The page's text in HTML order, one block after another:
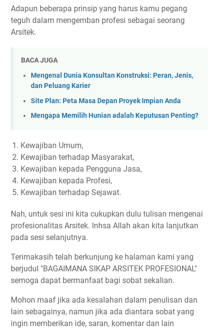
Adapun beberapa prinsip yang harus kamu pegang
teguh dalam mengemban profesi sebagai seorang
Arsitek.
BACA JUGA
Mengenal Dunia Konsultan Konstruksi: Peran, Jenis,
dan Peluang Karier
Site Plan: Peta Masa Depan Proyek Impian Anda
Mengapa Memilih Hunian adalah Keputusan Penting?
Kewajiban Umum,
Kewajiban terhadap Masyarakat,
Kewajiban kepada Pengguna Jasa,
Kewajiban kepada Profesi,
Kewajiban terhadap Sejawat.
Nah, untuk sesi ini kita cukupkan dulu tulisan mengenai
profesionalitas Arsitek. Inhsa Allah akan kita lanjutkan
pada sesi selanjutnya.
Terimakasih telah berkunjung ke halaman kami yang
berjudul "BAGAIMANA SIKAP ARSITEK PROFESIONAL"
semoga dapat bermanfaat bagi sobat sekalian.
Mohon maaf jika ada kesalahan dalam penulisan dan
lain sebagainya, namun jika ada diantara sobat yang
ingin memberikan ide, saran, komentar dan lain